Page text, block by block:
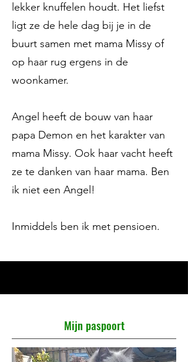
lekker knuffelen houdt. Het liefst
ligt ze de hele dag bij je in de
buurt samen met mama Missy of
op haar rug ergens in de
woonkamer.
Angel heeft de bouw van haar
papa Demon en het karakter van
mama Missy. Ook haar vacht heeft
ze te danken van haar mama. Ben
ik niet een Angel!
Inmiddels ben ik met pensioen.
Mijn paspoort